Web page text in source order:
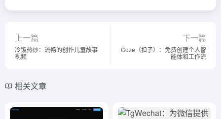
上一篇
冷饭热炒：流畅的创作儿童故事
视频
下一篇
Coze（扣子）：免费创建个人智
能体和工作流
相关文章